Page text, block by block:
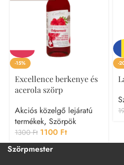
-15%
Excellence berkenye és
acerola szörp
Akciós közelgő lejáratú
termékek, Szörpök
1300Ft 1100 Ft
-
Szörpmester